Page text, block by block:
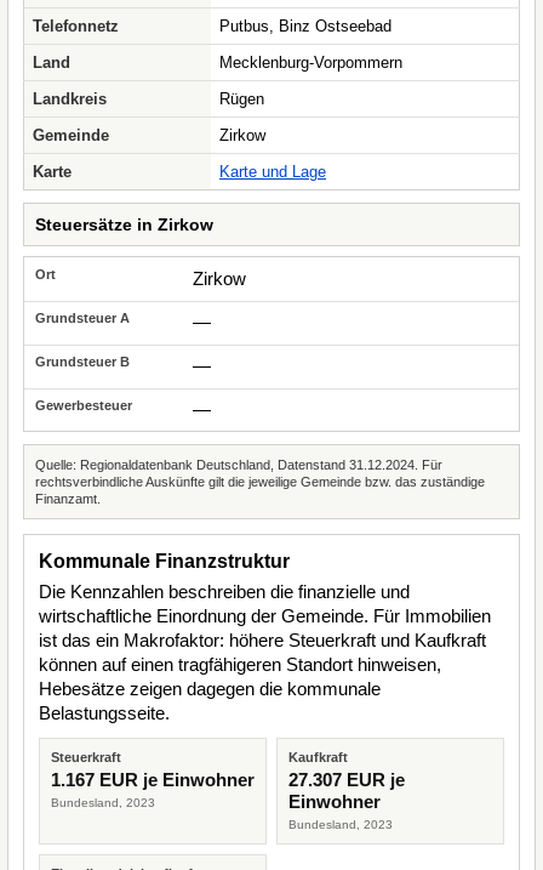
Telefonnetz
Putbus, Binz Ostseebad
Land
Mecklenburg-Vorpommern
Landkreis
Rügen
Gemeinde
Zirkow
Karte
Karte und Lage
Steuersätze in Zirkow
Zirkow
—
—
—
Quelle: Regionaldatenbank Deutschland, Datenstand 31.12.2024. Für
rechtsverbindliche Auskünfte gilt die jeweilige Gemeinde bzw. das zuständige
Finanzamt.
Kommunale Finanzstruktur
Die Kennzahlen beschreiben die finanzielle und
wirtschaftliche Einordnung der Gemeinde. Für Immobilien
ist das ein Makrofaktor: höhere Steuerkraft und Kaufkraft
können auf einen tragfähigeren Standort hinweisen,
Hebesätze zeigen dagegen die kommunale
Belastungsseite.
Steuerkraft
1.167 EUR je Einwohner
Bundesland, 2023
Kaufkraft
27.307 EUR je
Einwohner
Bundesland, 2023